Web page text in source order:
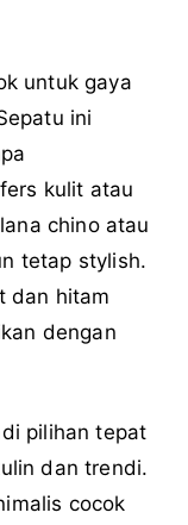
untuk gaya
ini
kulit atau
chino atau
tetap stylish.
dan hitam
dengan
pilihan tepat
dan trendi.
cocok